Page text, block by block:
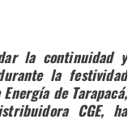
la continuidad y
la festividad
de Tarapacá,
CGE, ha